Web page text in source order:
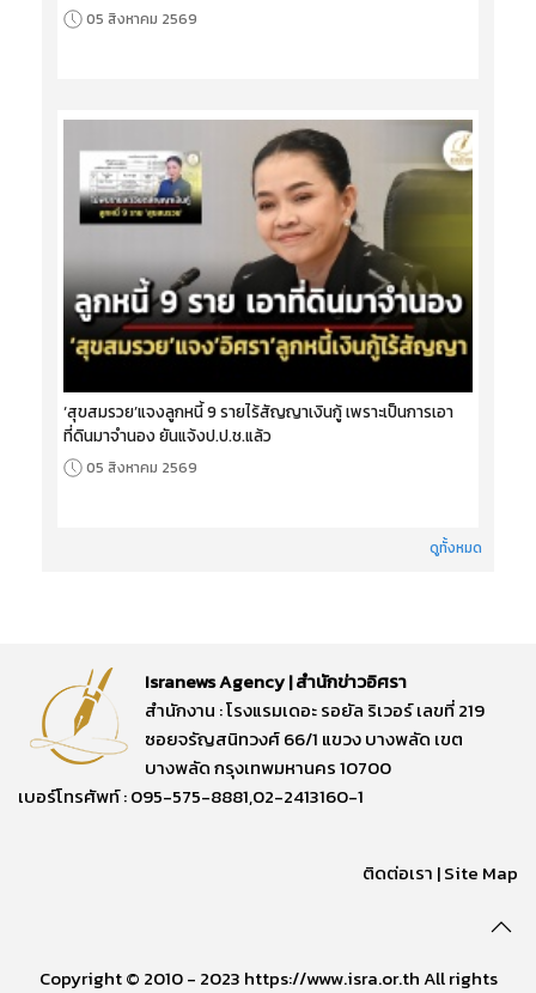
05 สิงหาคม 2569
‘สุขสมรวย’แจงลูกหนี้ 9 รายไร้สัญญาเงินกู้ เพราะเป็นการเอา
ที่ดินมาจำนอง ยันแจ้งป.ป.ช.แล้ว
05 สิงหาคม 2569
ดูทั้งหมด
Isranews Agency | สำนักข่าวอิศรา
สำนักงาน : โรงแรมเดอะ รอยัล ริเวอร์ เลขที่ 219
ซอยจรัญสนิทวงศ์ 66/1 แขวง บางพลัด เขต
บางพลัด กรุงเทพมหานคร 10700
เบอร์โทรศัพท์ : 095-575-8881,02-2413160-1
ติดต่อเรา |Site Map
Copyright © 2010 - 2023 https://www.isra.or.th All rights